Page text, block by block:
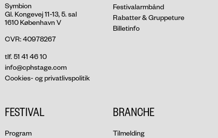
Symbion
Gl. Kongevej 11-13, 5. sal
1610 København V
CVR: 40978267
tlf. 51 41 46 10
info@cphstage.com
Cookies- og privatlivspolitik
Festivalarmbånd
Rabatter & Gruppeture
Billetinfo
FESTIVAL
Program
BRANCHE
Tilmelding